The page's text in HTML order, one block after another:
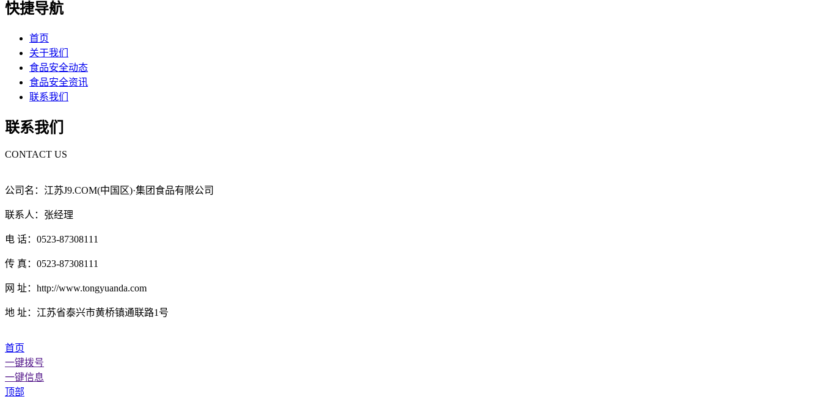
快捷导航
首页
关于我们
食品安全动态
食品安全资讯
联系我们
联系我们
CONTACT US
公司名：江苏J9.COM(中国区)·集团食品有限公司
联系人：张经理
电 话：0523-87308111
传 真：0523-87308111
网 址：http://www.tongyuanda.com
地 址：江苏省泰兴市黄桥镇通联路1号
首页
一键拨号
一键信息
顶部